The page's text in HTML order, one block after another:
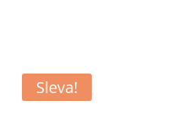
Sleva!